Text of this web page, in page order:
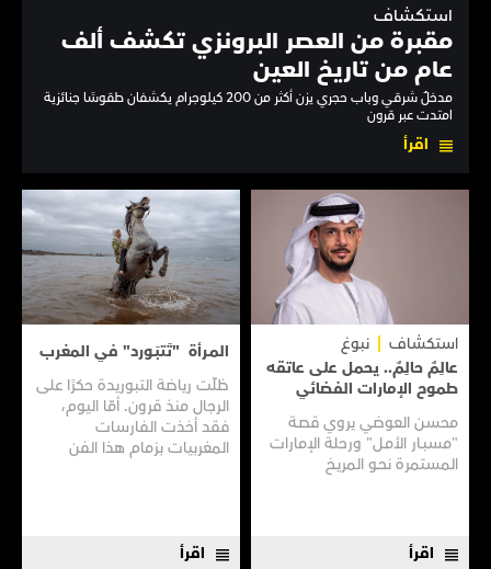
استكشاف
مقبرة من العصر البرونزي تكشف ألف
عام من تاريخ العين
مدخلٌ شرقي وباب حجري يزن أكثر من 200 كيلوجرام يكشفان طقوسًا جنائزية
امتدت عبر قرون
اقرأ
استكشاف
نبوغ
عالِمٌ حالِمٌ.. يحمل على عاتقه
طموح الإمارات الفضائي
محسن العوضي يروي قصـة
"مسبـار الأمـل" ورحلة الإمارات
المستمرة نحـو المريـخ
اقرأ
المـرأة "تَتبَـورد" في المغرب
ظلّت رياضة التبوريدة حكرًا على
الرجال منذ قرون. أمّا اليوم،
فقد أخذت الفارسات
المغربيات بزمام هذا الفن
اقرأ